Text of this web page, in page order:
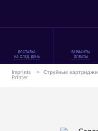
ДОСТАВКА
НА СЛЕД. ДЕНЬ
ВАРИАНТЫ
ОПЛАТЫ
Imprints > Струйные картриджи
Printer